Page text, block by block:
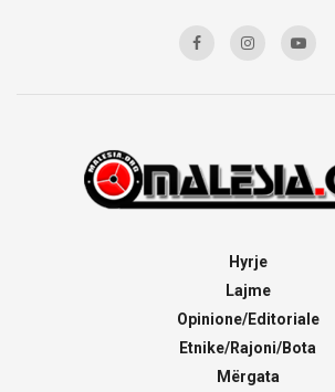
Hyrje
Lajme
Opinione/Editoriale
Etnike/Rajoni/Bota
Mërgata